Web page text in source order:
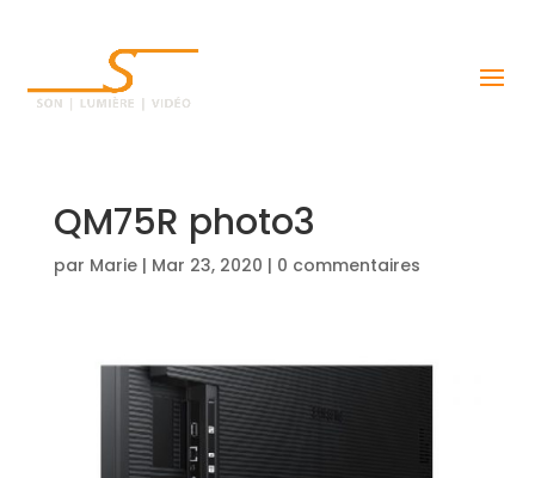
QM75R photo3
par Marie| Mar 23, 2020 | 0 commentaires